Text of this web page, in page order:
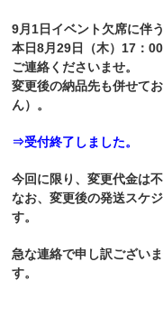
9月1日イベント欠席に伴
本日8月29日（木）17：
ご連絡くださいませ。
変更後の納品先も併せて
ん）。
⇒受付終了しました。
今回に限り、変更代金は
なお、変更後の発送スケ
す。
急な連絡で申し訳ござい
す。